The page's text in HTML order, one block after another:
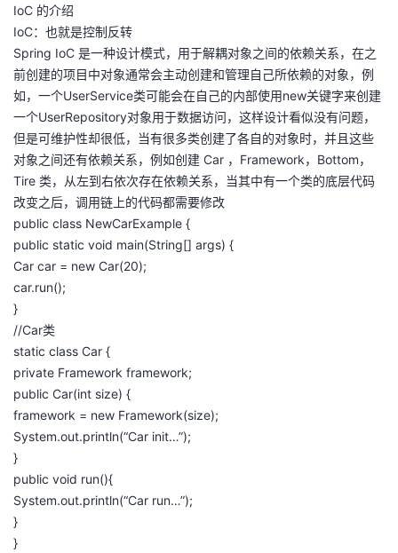
动
关
注
的
开
发
者
学
堂
的
我
我
的
Programs
我
的
支
持
我
的
术
支
持
我
云
声
建
议
IoC 的介绍
IoC：也就是控制反转
Spring IoC 是一种设计模式，用于解耦对象之间的依赖关系，在之
前创建的项目中对象通常会主动创建和管理自己所依赖的对象，例
如，一个UserService类可能会在自己的内部使用new关键字来创建
一个UserRepository对象用于数据访问，这样设计看似没有问题，
但是可维护性却很低，当有很多类创建了各自的对象时，并且这些
对象之间还有依赖关系，例如创建 Car ，Framework，Bottom，
Tire 类，从左到右依次存在依赖关系，当其中有一个类的底层代码
改变之后，调用链上的代码都需要修改
public class NewCarExample {
public static void main(String[] args) {
Car car = new Car(20);
car.run();
}
//Car类
static class Car {
private Framework framework;
public Car(int size) {
framework = new Framework(size);
System.out.println(“Car init…”);
}
public void run(){
System.out.println(“Car run…”);
}
}